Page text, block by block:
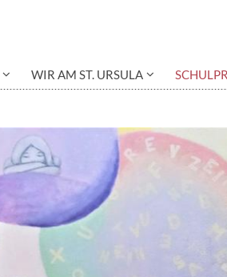
WIR AM ST. URSULA